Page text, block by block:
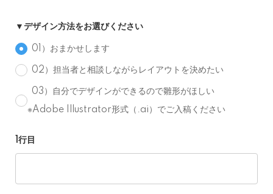
▼デザイン方法をお選びください
01）おまかせします
02）担当者と相談しながらレイアウトを決めたい
03）自分でデザインができるので雛形がほしい
※Adobe Illustrator形式（.ai）でご入稿ください
1行目